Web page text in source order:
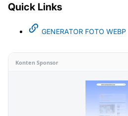
Quick Links
GENERATOR FOTO WEBP
Konten Sponsor